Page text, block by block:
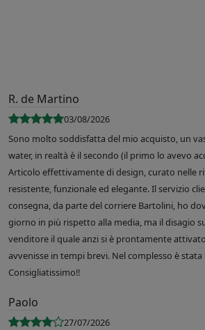
R. de Martino
03/08/2026
Sono molto soddisfatta del mio acquisto, un
water, in realtà è il secondo (il primo lo avevo
Articolo effettivamente di design, curato nelle
resistente, funzionale ed elegante. Il servizio
consegna, da parte del corriere Bartolini, ho
giorno in più rispetto alla media, ma il disagio
venditore il quale anzi si è prontamente
avvenisse in tempi brevi. Nel complesso è stata
Consigliatissimo!!
Paolo
27/07/2026